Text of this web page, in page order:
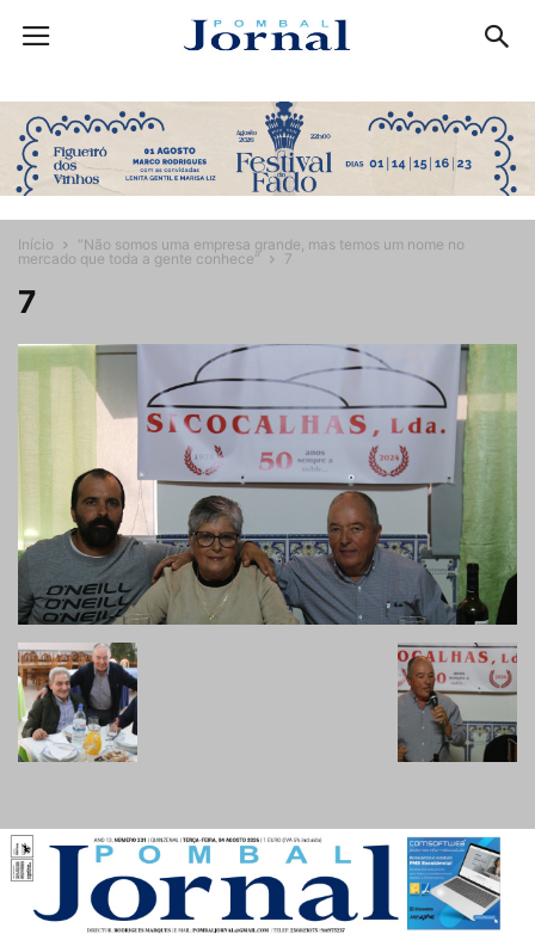
Início
“Não somos uma empresa grande, mas temos um nome no
mercado que toda a gente conhece”
7
7